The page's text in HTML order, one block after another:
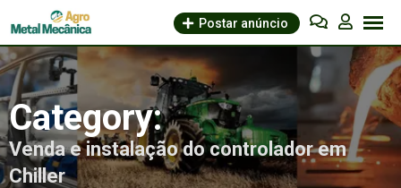
to
content
Postar anúncio
Category:
Venda e instalação do controlador em
Chiller